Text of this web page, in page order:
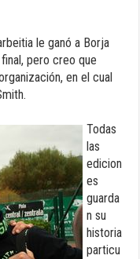
le ganó a Borja
pero creo que
en el cual
Todas
las
edicion
es
guarda
n su
historia
particu